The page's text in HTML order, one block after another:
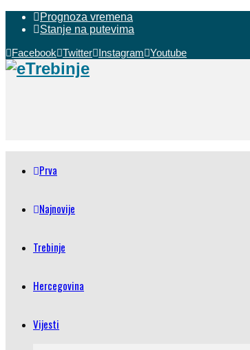
Prognoza vremena
Stanje na putevima
Facebook Twitter Instagram Youtube
Prva
Najnovije
Trebinje
Hercegovina
Vijesti